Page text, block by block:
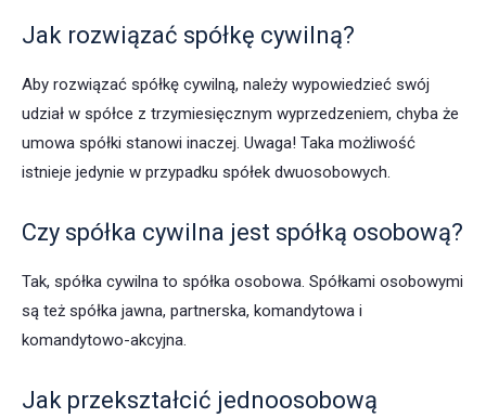
Jak rozwiązać spółkę cywilną?
Aby rozwiązać spółkę cywilną, należy wypowiedzieć swój
udział w spółce z trzymiesięcznym wyprzedzeniem, chyba że
umowa spółki stanowi inaczej. Uwaga! Taka możliwość
istnieje jedynie w przypadku spółek dwuosobowych.
Czy spółka cywilna jest spółką osobową?
Tak, spółka cywilna to spółka osobowa. Spółkami osobowymi
są też spółka jawna, partnerska, komandytowa i
komandytowo-akcyjna.
Jak przekształcić jednoosobową